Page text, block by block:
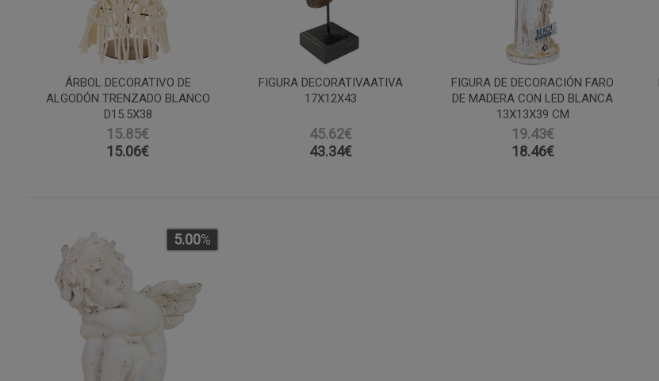
ÁRBOL DECORATIVO DE
ALGODÓN TRENZADO BLANCO
D15.5X38
15.85€
15.06€
FIGURA DECORATIVAATIVA
17X12X43
45.62€
43.34€
FIGURA DE DECORACIÓN FARO
DE MADERA CON LED BLANCA
13X13X39 CM
19.43€
18.46€
5.00%